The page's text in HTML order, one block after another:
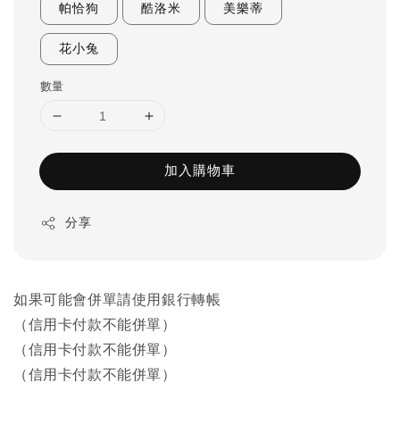
帕恰狗 酷洛米 美樂蒂
花小兔
數量
加入購物車
分享
如果可能會併單請使用銀行轉帳
（信用卡付款不能併單）
（信用卡付款不能併單）
（信用卡付款不能併單）